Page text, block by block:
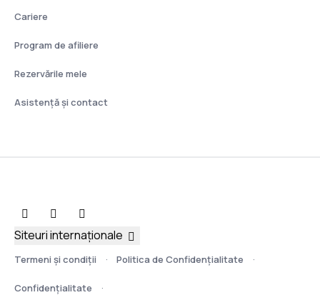
Cariere
Program de afiliere
Rezervările mele
Asistenţă şi contact
Termeni şi condiţii Politica de Confidențialitate
Confidențialitate
Siteuri internaționale